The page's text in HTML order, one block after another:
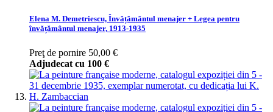
Elena M. Demetriescu, Învățământul menajer + Legea pentru
învățământul menajer, 1913-1935
Preţ de pornire 50,00 €
Adjudecat cu 100 €